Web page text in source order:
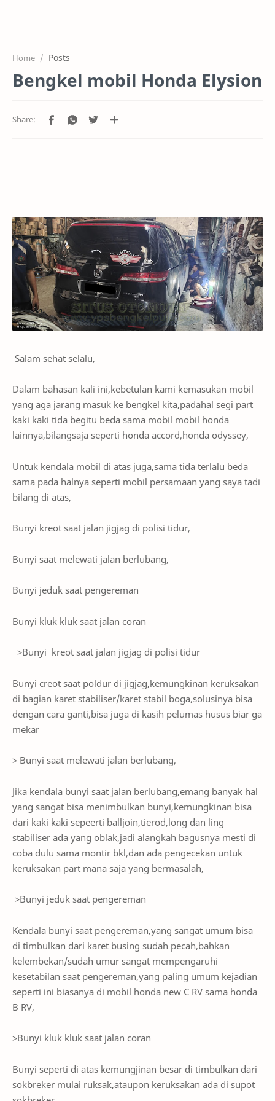
PROJEK
Home Posts
Bengkel mobil Honda Elysion
Salam sehat selalu,
Dalam bahasan kali ini,kebetulan kami kemasukan mobil
yang aga jarang masuk ke bengkel kita,padahal segi part
kaki kaki tida begitu beda sama mobil mobil honda
lainnya,bilangsaja seperti honda accord,honda odyssey,
Untuk kendala mobil di atas juga,sama tida terlalu beda
sama pada halnya seperti mobil persamaan yang saya tadi
bilang di atas,
Bunyi kreot saat jalan jigjag di polisi tidur,
Bunyi saat melewati jalan berlubang,
Bunyi jeduk saat pengereman
Bunyi kluk kluk saat jalan coran
>Bunyi kreot saat jalan jigjag di polisi tidur
Bunyi creot saat poldur di jigjag,kemungkinan keruksakan
di bagian karet stabiliser/karet stabil boga,solusinya bisa
dengan cara ganti,bisa juga di kasih pelumas husus biar ga
mekar
> Bunyi saat melewati jalan berlubang,
Jika kendala bunyi saat jalan berlubang,emang banyak hal
yang sangat bisa menimbulkan bunyi,kemungkinan bisa
dari kaki kaki sepeerti balljoin,tierod,long dan ling
stabiliser ada yang oblak,jadi alangkah bagusnya mesti di
coba dulu sama montir bkl,dan ada pengecekan untuk
keruksakan part mana saja yang bermasalah,
>Bunyi jeduk saat pengereman
Kendala bunyi saat pengereman,yang sangat umum bisa
di timbulkan dari karet busing sudah pecah,bahkan
kelembekan/sudah umur sangat mempengaruhi
kesetabilan saat pengereman,yang paling umum kejadian
seperti ini biasanya di mobil honda new C RV sama honda
B RV,
>Bunyi kluk kluk saat jalan coran
Bunyi seperti di atas kemungjinan besar di timbulkan dari
sokbreker mulai ruksak,ataupon keruksakan ada di supot